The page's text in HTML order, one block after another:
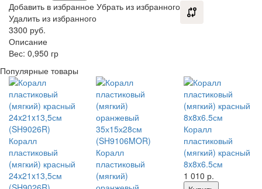
Добавить в избранное Убрать из избранного
Удалить из избранного
3300 руб.
Описание
Вес: 0,950 гр
Популярные товары
Коралл
пластиковый
(мягкий) красный
24x21x13,5см
Коралл
пластиковый
(мягкий)
Коралл
пластиковый
(мягкий) красный
8x8x6.5см
1 010 р.